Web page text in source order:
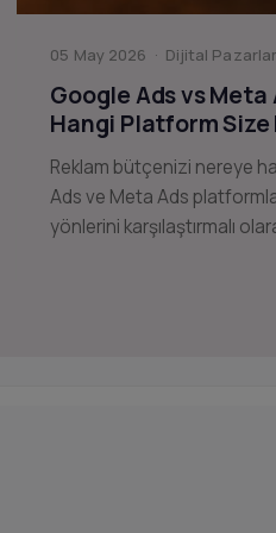
05 May 2026 · Dijital
Google Ads vs Meta
Hangi Platform Size
Reklam bütçenizi nereye
Ads ve Meta Ads
yönlerini karşılaştırmalı